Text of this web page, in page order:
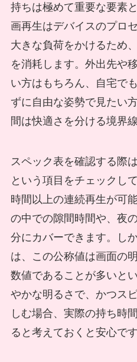
持ちは極めて重要な要素
画再生はデバイスのプロ
大きな負荷をかけるため
を消耗します。外出先や
い方はもちろん、自宅で
ずに自由な姿勢で見たい
間は快適さを分ける境界線
スペック表を確認する際
という項目をチェックし
時間以上の連続再生が可
の中での隙間時間や、夜
分にカバーできます。し
は、この公称値は画面の
数値であることが多いと
やかな明るさで、かつス
しむ場合、実際の持ち時
ると考えておくと安心です